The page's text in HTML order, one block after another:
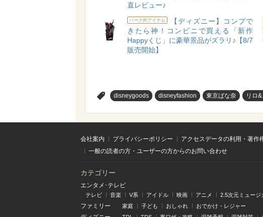
直レビュー♪
パーク外アイテム
【ディズニー】コンプで
きたら神！コンビニで買える「新作
Happyくじ」に豪華景品がズラリ♪【8/7
販売開始】
disneygoods disneyfashion 東京ばな奈 リロ
会社案内 プライバシーポリシー アクセスデータの利用・著作
一般の読者の方・ユーザーの方からのお問い合わせ
カテゴリー
エンタメ･テレビ
テレビ 音楽 V系 アイドル 映画 アニメ 2.5次元ミュージ
ファミリー 家庭 子ども おしゃれ おでかけ・レジャー